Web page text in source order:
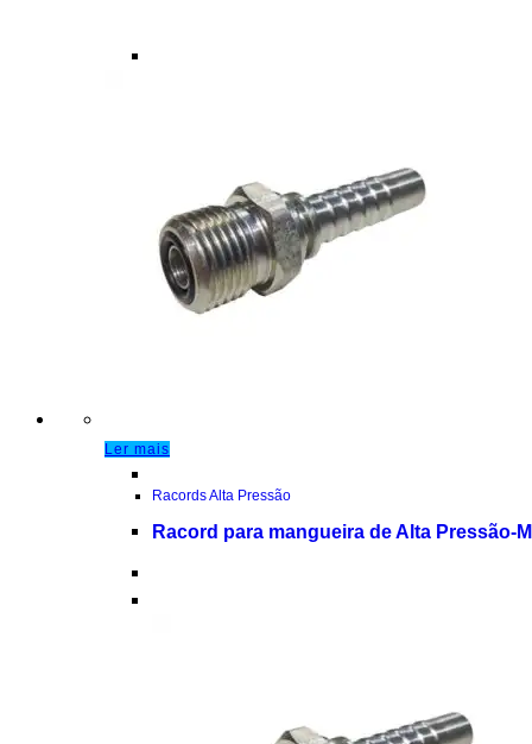
Ler mais
Racords Alta Pressão
Racord para mangueira de Alta Pressão-